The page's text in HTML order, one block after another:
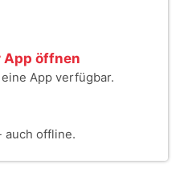
App öffnen
App verfügbar.
auch offline.